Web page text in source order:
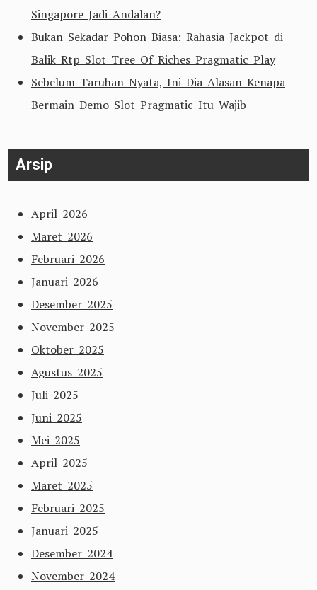
Singapore Jadi Andalan?
Bukan Sekadar Pohon Biasa: Rahasia Jackpot di
Balik Rtp Slot Tree Of Riches Pragmatic Play
Sebelum Taruhan Nyata, Ini Dia Alasan Kenapa
Bermain Demo Slot Pragmatic Itu Wajib
Arsip
April 2026
Maret 2026
Februari 2026
Januari 2026
Desember 2025
November 2025
Oktober 2025
Agustus 2025
Juli 2025
Juni 2025
Mei 2025
April 2025
Maret 2025
Februari 2025
Januari 2025
Desember 2024
November 2024